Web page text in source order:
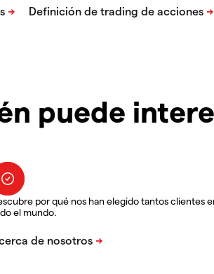
puede
por qué nos han elegido tantos clientes
el mundo.